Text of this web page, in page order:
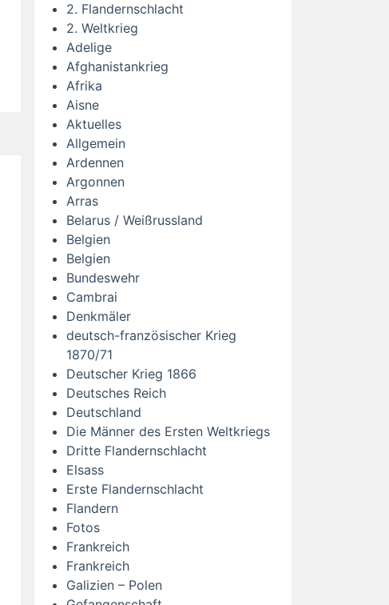
2. Flandernschlacht
2. Weltkrieg
Adelige
Afghanistankrieg
Afrika
Aisne
Aktuelles
Allgemein
Ardennen
Argonnen
Arras
Belarus / Weißrussland
Belgien
Belgien
Bundeswehr
Cambrai
Denkmäler
deutsch-französischer Krieg
1870/71
Deutscher Krieg 1866
Deutsches Reich
Deutschland
Die Männer des Ersten Weltkriegs
Dritte Flandernschlacht
Elsass
Erste Flandernschlacht
Flandern
Fotos
Frankreich
Frankreich
Galizien – Polen